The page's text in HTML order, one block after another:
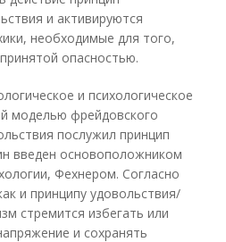
и активируются
необходимые для того,
опасностью.
и психологическое
моделью фрейдовского
послужил принцип
введен основоположником
Фехнером. Согласно
и принципу удовольствия/
стремится избегать или
и сохранять